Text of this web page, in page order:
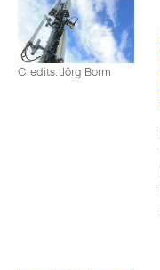
Credits: Jörg Borm